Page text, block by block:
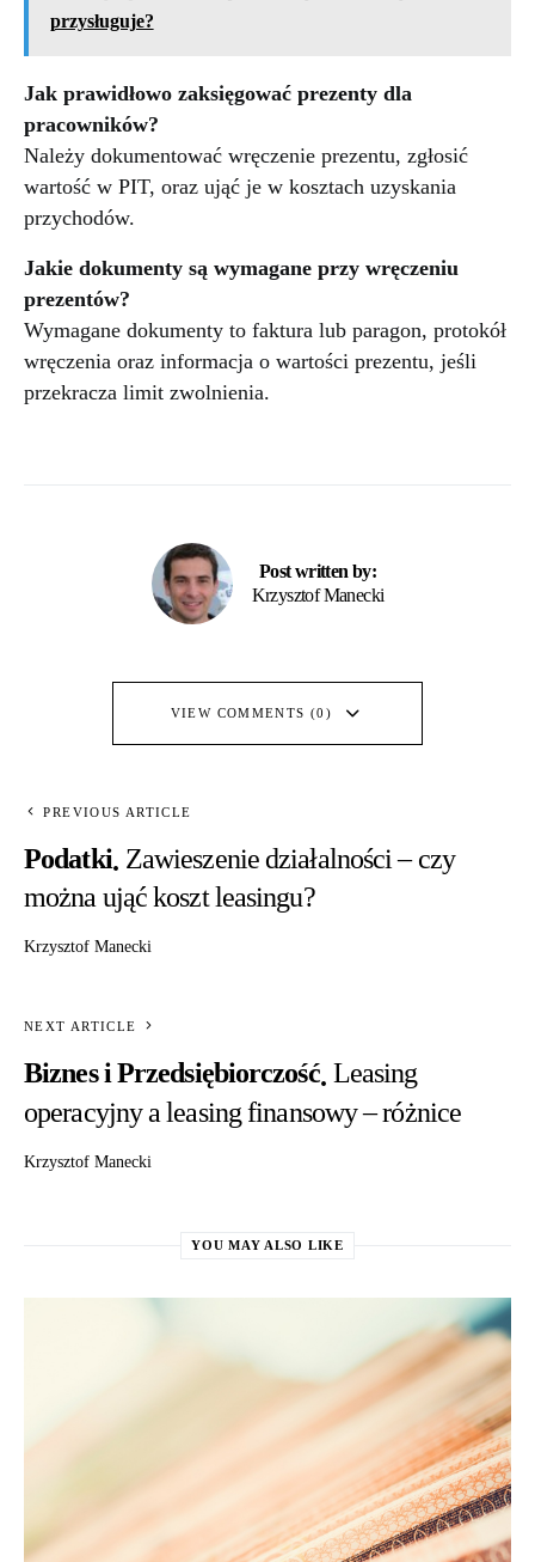
przysługuje?
Jak prawidłowo zaksięgować prezenty dla
pracowników?
Należy dokumentować wręczenie prezentu, zgłosić
wartość w PIT, oraz ująć je w kosztach uzyskania
przychodów.
Jakie dokumenty są wymagane przy wręczeniu
prezentów?
Wymagane dokumenty to faktura lub paragon, protokół
wręczenia oraz informacja o wartości prezentu, jeśli
przekracza limit zwolnienia.
Post written by:
Krzysztof Manecki
VIEW COMMENTS (0)
PREVIOUS ARTICLE
Podatki Zawieszenie działalności – czy
można ująć koszt leasingu?
Krzysztof Manecki
NEXT ARTICLE
Biznes i Przedsiębiorczość Leasing
operacyjny a leasing finansowy – różnice
Krzysztof Manecki
YOU MAY ALSO LIKE